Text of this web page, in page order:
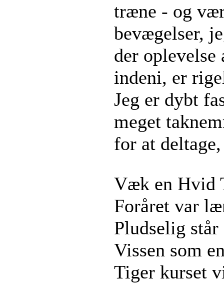
træne - og
bevægelser,
der oplevelse
indeni, er
Jeg er dybt
meget
for at
Væk en Hvid
Foråret var
Pludselig
Vissen som
Tiger kurset